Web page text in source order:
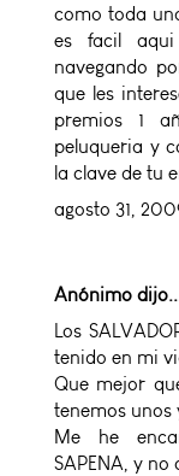
como toda
es facil
navegando
que les
premios 1
peluqueria y
la clave de tu
agosto 31,
Anónimo
Los
tenido en mi
Que mejor
tenemos unos
Me he
SAPENA, y